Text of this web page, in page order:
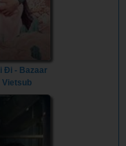
Đi - Bazaar
Vietsub